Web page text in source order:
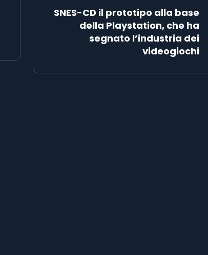
SNES-CD il prototipo alla base
della Playstation, che ha
segnato l’industria dei
videogiochi